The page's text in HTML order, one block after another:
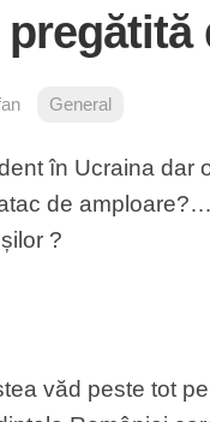
General
în Ucraina dar
de
?
văd peste tot